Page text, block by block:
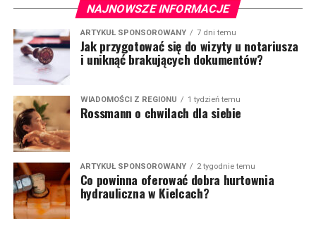
NAJNOWSZE INFORMACJE
ARTYKUŁ SPONSOROWANY 7 dni temu
Jak przygotować się do wizyty u notariusza
i uniknąć brakujących dokumentów?
WIADOMOŚCI Z REGIONU 1 tydzień temu
Rossmann o chwilach dla siebie
ARTYKUŁ SPONSOROWANY 2 tygodnie temu
Co powinna oferować dobra hurtownia
hydrauliczna w Kielcach?